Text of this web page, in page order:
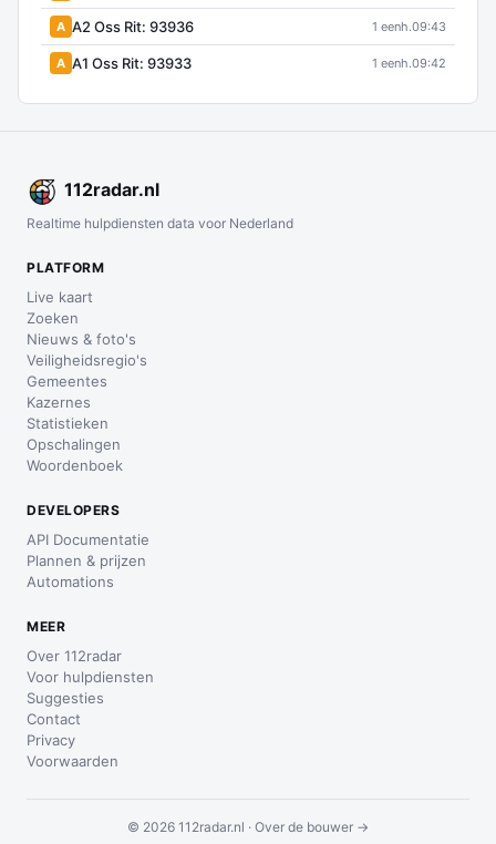
A A2 Oss Rit: 93936 1 eenh.09:43
A A1 Oss Rit: 93933 1 eenh.09:42
112radar.nl
Realtime hulpdiensten data voor Nederland
PLATFORM
Live kaart
Zoeken
Nieuws & foto's
Veiligheidsregio's
Gemeentes
Kazernes
Statistieken
Opschalingen
Woordenboek
DEVELOPERS
API Documentatie
Plannen & prijzen
Automations
MEER
Over 112radar
Voor hulpdiensten
Suggesties
Contact
Privacy
Voorwaarden
© 2026 112radar.nl · Over de bouwer →